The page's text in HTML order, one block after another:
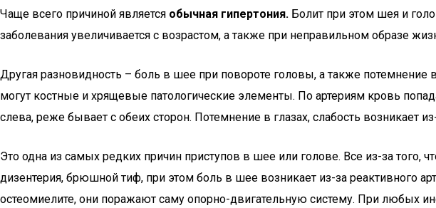
Чаще всего причиной является обычная гипертония. Болит при этом шея и
заболевания увеличивается с возрастом, а также при неправильном образе
Другая разновидность – боль в шее при повороте головы, а также потемнение
могут костные и хрящевые патологические элементы. По артериям кровь
слева, реже бывает с обеих сторон. Потемнение в глазах, слабость возникает
Это одна из самых редких причин приступов в шее или голове. Все из-за того,
дизентерия, брюшной тиф, при этом боль в шее возникает из-за реактивного
остеомиелите, они поражают саму опорно-двигательную систему. При любых